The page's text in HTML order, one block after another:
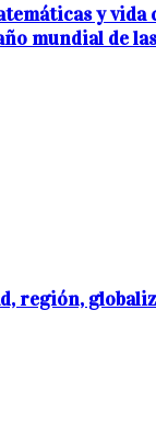
y
mundial de
región,